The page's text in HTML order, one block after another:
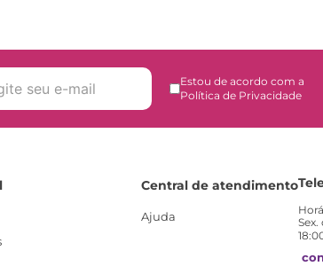
Estou de acordo com a
Política de Privacidade
Central de atendimento
Ajuda
Sex.